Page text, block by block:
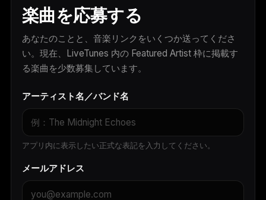
楽曲を応募する
あなたのことと、音楽リンクをいくつか送ってくださ
い。現在、LiveTunes 内の Featured Artist 枠に掲載す
る楽曲を少数募集しています。
アーティスト名／バンド名
アプリ内に表示したい正式な表記を入力してください。
メールアドレス